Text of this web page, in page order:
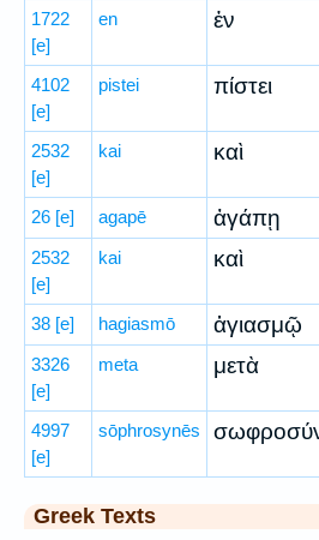
1722
[e]
en ἐν
4102
[e]
pistei πίστει
2532
[e]
kai καὶ
26 [e] agapē ἀγάπῃ
2532
[e]
kai καὶ
38 [e] hagiasmō ἁγιασμῷ
3326
[e]
meta μετὰ
4997
[e]
sōphrosynēs
Greek Texts